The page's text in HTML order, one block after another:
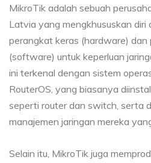
MikroTik adalah sebuah
Latvia yang mengkhususkan diri
perangkat keras (hardware) dan
(software) untuk keperluan
ini terkenal dengan sistem
RouterOS, yang biasanya
seperti router dan switch, serta
manajemen jaringan mereka
Selain itu, MikroTik juga